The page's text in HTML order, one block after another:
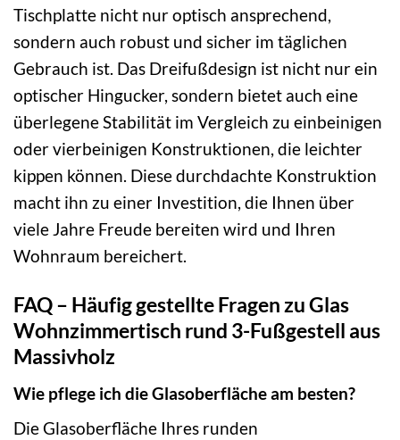
Tischplatte nicht nur optisch ansprechend,
sondern auch robust und sicher im täglichen
Gebrauch ist. Das Dreifußdesign ist nicht nur ein
optischer Hingucker, sondern bietet auch eine
überlegene Stabilität im Vergleich zu einbeinigen
oder vierbeinigen Konstruktionen, die leichter
kippen können. Diese durchdachte Konstruktion
macht ihn zu einer Investition, die Ihnen über
viele Jahre Freude bereiten wird und Ihren
Wohnraum bereichert.
FAQ – Häufig gestellte Fragen zu Glas
Wohnzimmertisch rund 3-Fußgestell aus
Massivholz
Wie pflege ich die Glasoberfläche am besten?
Die Glasoberfläche Ihres runden